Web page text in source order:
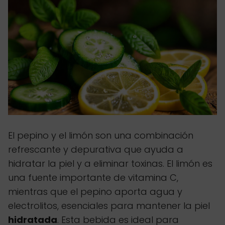
El pepino y el limón son una combinación
refrescante y depurativa que ayuda a
hidratar la piel y a eliminar toxinas. El limón es
una fuente importante de vitamina C,
mientras que el pepino aporta agua y
electrolitos, esenciales para mantener la piel
hidratada. Esta bebida es ideal para